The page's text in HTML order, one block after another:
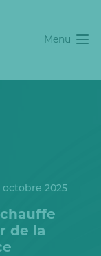
Menu
octobre 2025
de la